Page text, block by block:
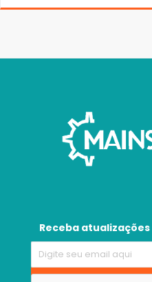
Receba atualizações